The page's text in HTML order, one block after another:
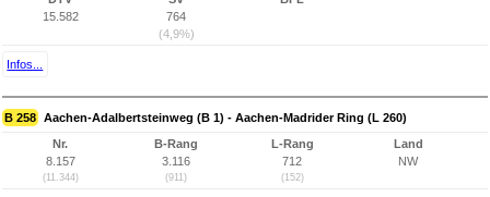
15.582
764
(4,9%)
Infos...
B 258 Aachen-Adalbertsteinweg (B 1) - Aachen-Madrider Ring (L 260)
Nr.
8.157
(11.344)
B-Rang
3.116
(911)
L-Rang
712
(152)
Land
NW